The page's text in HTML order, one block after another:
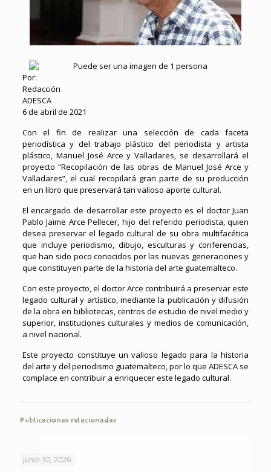
Por:
Redacción
ADESCA
6 de abril de 2021
Con el fin de realizar una selección de cada faceta
periodística y del trabajo plástico del periodista y artista
plástico, Manuel José Arce y Valladares, se desarrollará el
proyecto “Recopilación de las obras de Manuel José Arce y
Valladares”, el cual recopilará gran parte de su producción
en un libro que preservará tan valioso aporte cultural.
El encargado de desarrollar este proyecto es el doctor Juan
Pablo Jaime Arce Pellecer, hijo del referido periodista, quien
desea preservar el legado cultural de su obra multifacética
que incluye periodismo, dibujo, esculturas y conferencias,
que han sido poco conocidos por las nuevas generaciones y
que constituyen parte de la historia del arte guatemalteco.
Con este proyecto, el doctor Arce contribuirá a preservar este
legado cultural y artístico, mediante la publicación y difusión
de la obra en bibliotecas, centros de estudio de nivel medio y
superior, instituciones culturales y medios de comunicación,
a nivel nacional.
Este proyecto constituye un valioso legado para la historia
del arte y del periodismo guatemalteco, por lo que ADESCA se
complace en contribuir a enriquecer este legado cultural.
Publicaciones relacionadas
junio 30, 2026